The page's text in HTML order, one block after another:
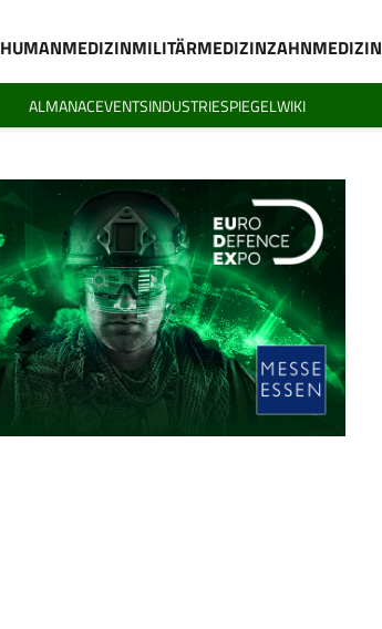
HUMANMEDIZINMILITÄRMEDIZINZAHNMEDIZIN
ALMANACEVENTSINDUSTRIESPIEGELWIKI